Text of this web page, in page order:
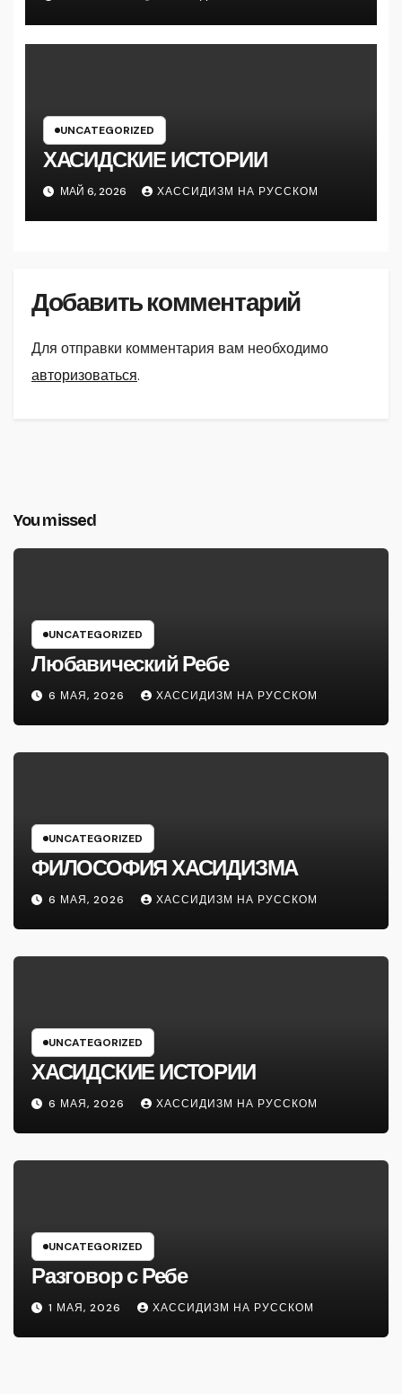
UNCATEGORIZED
ХАСИДСКИЕ ИСТОРИИ
МАЙ 6, 2026 ХАССИДИЗМ НА РУССКОМ
Добавить комментарий
Для отправки комментария вам необходимо
авторизоваться.
You missed
UNCATEGORIZED
Любавический Ребе
6 МАЯ, 2026 ХАССИДИЗМ НА РУССКОМ
UNCATEGORIZED
ФИЛОСОФИЯ ХАСИДИЗМА
6 МАЯ, 2026 ХАССИДИЗМ НА РУССКОМ
UNCATEGORIZED
ХАСИДСКИЕ ИСТОРИИ
6 МАЯ, 2026 ХАССИДИЗМ НА РУССКОМ
UNCATEGORIZED
Разговор с Ребе
1 МАЯ, 2026 ХАССИДИЗМ НА РУССКОМ